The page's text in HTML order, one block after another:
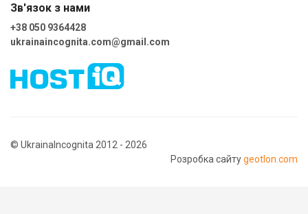
Зв'язок з нами
+38 050 9364428
ukrainaincognita.com@gmail.com
© UkrainaIncognita 2012 - 2026
Розробка сайтуgeotlon.com